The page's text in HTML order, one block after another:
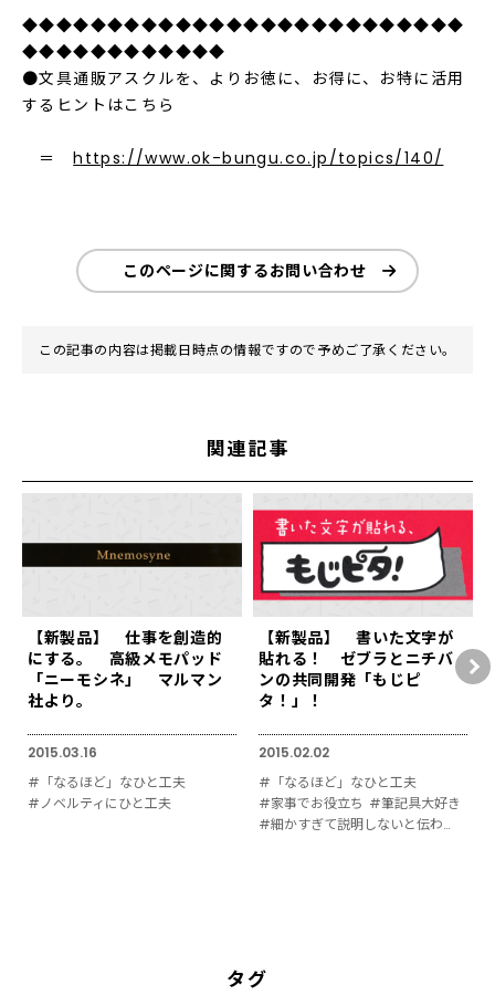
◆◆◆◆◆◆◆◆◆◆◆◆◆◆◆◆◆◆◆◆◆◆◆◆◆◆
◆◆◆◆◆◆◆◆◆◆◆◆
●文具通販アスクルを、よりお徳に、お得に、お特に活用
するヒントはこちら
＝https://www.ok-bungu.co.jp/topics/140/
このページに関するお問い合わせ
この記事の内容は掲載日時点の情報ですので予めご了承ください。
関連記事
【新製品】 仕事を創造的
にする。 高級メモパッド
「ニーモシネ」 マルマン
社より。
2015.03.16
#「なるほど」なひと工夫
#ノベルティにひと工夫
【新製品】 書いた文字が
貼れる！ ゼブラとニチバ
ンの共同開発「もじピ
タ！」！
2015.02.02
#「なるほど」なひと工夫
#家事でお役立ち #筆記具大好き
#細かすぎて説明しないと伝わりにくい
タグ